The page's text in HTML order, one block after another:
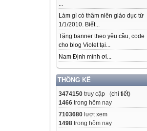
...
Làm gì có thâm niên giáo dục từ
1/1/2010. Biết...
Tặng banner theo yêu cầu, code
cho blog Violet tại...
Nam Định mình ơi...
THỐNG KÊ
3474150 truy cập (chi tiết)
1466 trong hôm nay
7103680 lượt xem
1498 trong hôm nay